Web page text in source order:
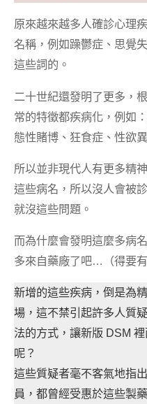
原來越來越多人確診心理
名稱，例如躁鬱症、思覺
這些詞的。
二十世紀還發明了更多，
常的特徵都疾病化，例如
態性賭博、狂食症、性欲
所以並非現代人有更多精
這些病名，所以沒人會被
就沒這些問題。
而為什麼會發明這麼多病
多來自藥廠了吧…（得要
新增的這些疾病，倒是為
場，這不禁引起許多人質
法的方式，讓新版 DSM
呢？
這些質疑者毫不客氣地指
員，都曾經受惠於這些製